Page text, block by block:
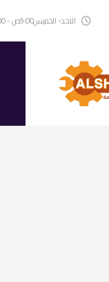
الاحد- الخميس9:00ص - 6:00م / الجمعة- مغلق